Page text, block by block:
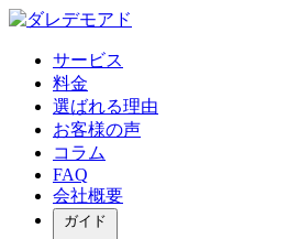
サービス
料金
選ばれる理由
お客様の声
コラム
FAQ
会社概要